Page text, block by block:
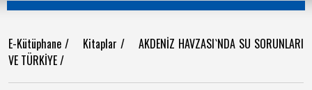
E-Kütüphane / Kitaplar / AKDENİZ HAVZASI`NDA SU SORUNLARI
VE TÜRKİYE/